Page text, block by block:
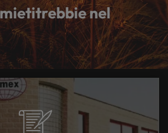
nel